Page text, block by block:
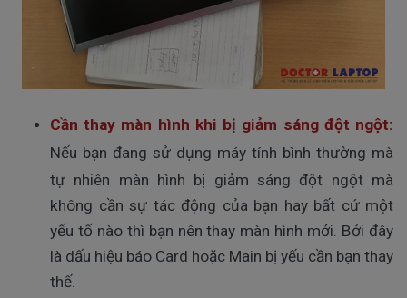
Cần thay màn hình khi bị giảm sáng đột ngột:
Nếu bạn đang sử dụng máy tính bình thường mà
tự nhiên màn hình bị giảm sáng đột ngột mà
không cần sự tác động của bạn hay bất cứ một
yếu tố nào thì bạn nên thay màn hình mới. Bởi đây
là dấu hiệu báo Card hoặc Main bị yếu cần bạn thay
thế.